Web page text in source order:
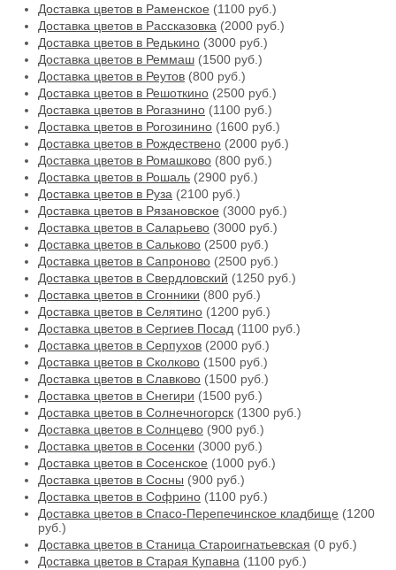
Доставка цветов в Раменское (1100 руб.)
Доставка цветов в Рассказовка (2000 руб.)
Доставка цветов в Редькино (3000 руб.)
Доставка цветов в Реммаш (1500 руб.)
Доставка цветов в Реутов (800 руб.)
Доставка цветов в Решоткино (2500 руб.)
Доставка цветов в Рогазнино (1100 руб.)
Доставка цветов в Рогозинино (1600 руб.)
Доставка цветов в Рождествено (2000 руб.)
Доставка цветов в Ромашково (800 руб.)
Доставка цветов в Рошаль (2900 руб.)
Доставка цветов в Руза (2100 руб.)
Доставка цветов в Рязановское (3000 руб.)
Доставка цветов в Саларьево (3000 руб.)
Доставка цветов в Сальково (2500 руб.)
Доставка цветов в Сапроново (2500 руб.)
Доставка цветов в Свердловский (1250 руб.)
Доставка цветов в Сгонники (800 руб.)
Доставка цветов в Селятино (1200 руб.)
Доставка цветов в Сергиев Посад (1100 руб.)
Доставка цветов в Серпухов (2000 руб.)
Доставка цветов в Сколково (1500 руб.)
Доставка цветов в Славково (1500 руб.)
Доставка цветов в Снегири (1500 руб.)
Доставка цветов в Солнечногорск (1300 руб.)
Доставка цветов в Солнцево (900 руб.)
Доставка цветов в Сосенки (3000 руб.)
Доставка цветов в Сосенское (1000 руб.)
Доставка цветов в Сосны (900 руб.)
Доставка цветов в Софрино (1100 руб.)
Доставка цветов в Спасо-Перепечинское кладбище (1200
руб.)
Доставка цветов в Станица Староигнатьевская (0 руб.)
Доставка цветов в Старая Купавна (1100 руб.)